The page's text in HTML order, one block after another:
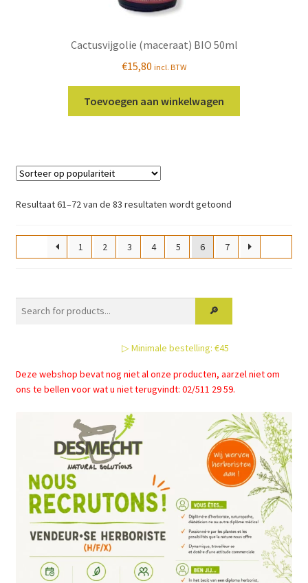
Cactusvijgolie (maceraat) BIO 50ml
€15,80 incl. BTW
Toevoegen aan winkelwagen
Resultaat 61–72 van de 83 resultaten wordt getoondGesorteerd
populariteit
1
2 3 4 5 6 7
▷ Minimale bestelling: €45
Deze webshop bevat nog niet al onze producten, aarzel niet om
ons te bellen voor wat u niet terugvindt: 02/511 29 59.